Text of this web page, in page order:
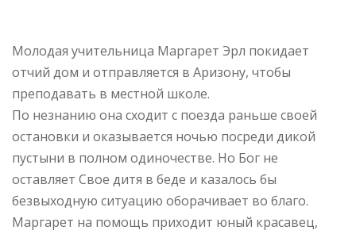
Молодая учительница Маргарет Эрл покидает
отчий дом и отправляется в Аризону, чтобы
преподавать в местной школе.
По незнанию она сходит с поезда раньше своей
остановки и оказывается ночью посреди дикой
пустыни в полном одиночестве. Но Бог не
оставляет Свое дитя в беде и казалось бы
безвыходную ситуацию оборачивает во благо.
Маргарет на помощь приходит юный красавец,